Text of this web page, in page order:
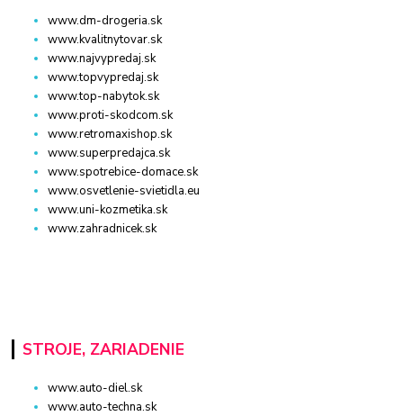
www.dm-drogeria.sk
www.kvalitnytovar.sk
www.najvypredaj.sk
www.topvypredaj.sk
www.top-nabytok.sk
www.proti-skodcom.sk
www.retromaxishop.sk
www.superpredajca.sk
www.spotrebice-domace.sk
www.osvetlenie-svietidla.eu
www.uni-kozmetika.sk
www.zahradnicek.sk
STROJE, ZARIADENIE
www.auto-diel.sk
www.auto-techna.sk